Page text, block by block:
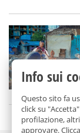
Info sui
Questo sito fa
click su
profilazione,
approvare.